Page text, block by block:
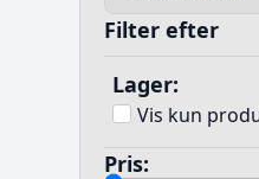
Filter efter
Lager:
Vis kun
Pris: